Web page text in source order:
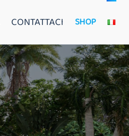
CONTATTACI SHOP